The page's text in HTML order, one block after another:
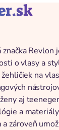
značka
o vlasy a
na
aj
a
zároveň